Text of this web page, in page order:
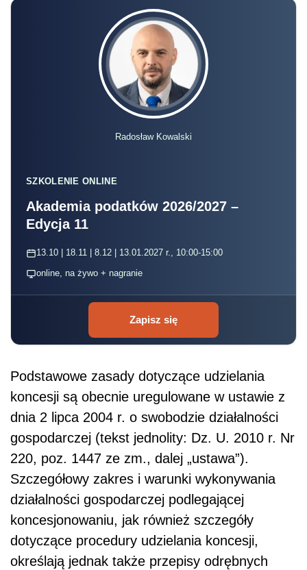
Radosław Kowalski
SZKOLENIE ONLINE
Akademia podatków 2026/2027 –
Edycja 11
13.10 | 18.11 | 8.12 | 13.01.2027 r., 10:00-15:00
online, na żywo + nagranie
Zapisz się
Podstawowe zasady dotyczące udzielania
koncesji są obecnie uregulowane w ustawie z
dnia 2 lipca 2004 r. o swobodzie działalności
gospodarczej (tekst jednolity: Dz. U. 2010 r. Nr
220, poz. 1447 ze zm., dalej „ustawa”).
Szczegółowy zakres i warunki wykonywania
działalności gospodarczej podlegającej
koncesjonowaniu, jak również szczegóły
dotyczące procedury udzielania koncesji,
określają jednak także przepisy odrębnych